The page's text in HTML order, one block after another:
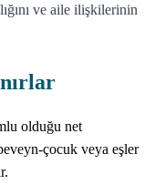
ve aile ilişkilerinin
olduğu net
çocuk veya eşler